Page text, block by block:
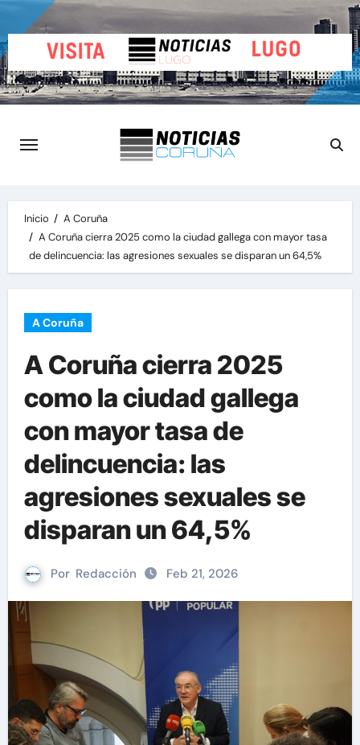
al
contenido
Inicio
A Coruña
A Coruña cierra 2025 como la ciudad gallega con mayor tasa
de delincuencia: las agresiones sexuales se disparan un 64,5%
A Coruña
A Coruña cierra 2025
como la ciudad gallega
con mayor tasa de
delincuencia: las
agresiones sexuales se
disparan un 64,5%
Por Redacción Feb 21, 2026